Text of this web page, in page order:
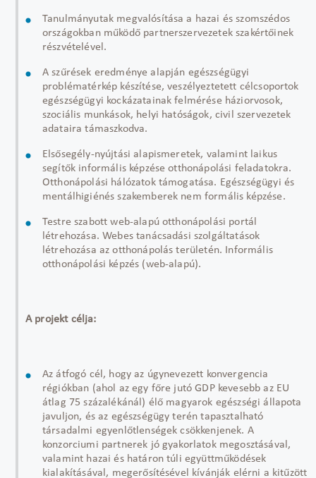
Tanulmányutak megvalósítása a hazai és szomszédos
országokban működő partnerszervezetek szakértőinek
részvételével.
A szűrések eredménye alapján egészségügyi
problématérkép készítése, veszélyeztetett célcsoportok
egészségügyi kockázatainak felmérése háziorvosok,
szociális munkások, helyi hatóságok, civil szervezetek
adataira támaszkodva.
Elsősegély-nyújtási alapismeretek, valamint laikus
segítők informális képzése otthonápolási feladatokra.
Otthonápolási hálózatok támogatása. Egészségügyi és
mentálhigiénés szakemberek nem formális képzése.
Testre szabott web-alapú otthonápolási portál
létrehozása. Webes tanácsadási szolgáltatások
létrehozása az otthonápolás területén. Informális
otthonápolási képzés (web-alapú).
A projekt célja:
Az átfogó cél, hogy az úgynevezett konvergencia
régiókban (ahol az egy főre jutó GDP kevesebb az EU
átlag 75 százalékánál) élő magyarok egészségi állapota
javuljon, és az egészségügy terén tapasztalható
társadalmi egyenlőtlenségek csökkenjenek. A
konzorciumi partnerek jó gyakorlatok megosztásával,
valamint hazai és határon túli együttműködések
kialakításával, megerősítésével kívánják elérni a kitűzött